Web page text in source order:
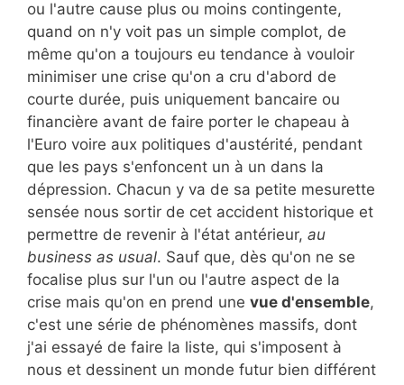
ou l'autre cause plus ou moins contingente,
quand on n'y voit pas un simple complot, de
même qu'on a toujours eu tendance à vouloir
minimiser une crise qu'on a cru d'abord de
courte durée, puis uniquement bancaire ou
financière avant de faire porter le chapeau à
l'Euro voire aux politiques d'austérité, pendant
que les pays s'enfoncent un à un dans la
dépression. Chacun y va de sa petite mesurette
sensée nous sortir de cet accident historique et
permettre de revenir à l'état antérieur, au
business as usual. Sauf que, dès qu'on ne se
focalise plus sur l'un ou l'autre aspect de la
crise mais qu'on en prend une vue d'ensemble,
c'est une série de phénomènes massifs, dont
j'ai essayé de faire la liste, qui s'imposent à
nous et dessinent un monde futur bien différent